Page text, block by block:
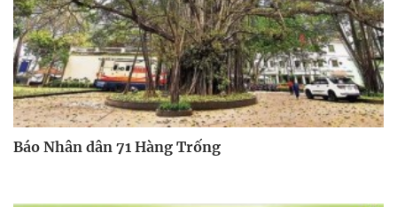
Báo Nhân dân 71 Hàng Trống